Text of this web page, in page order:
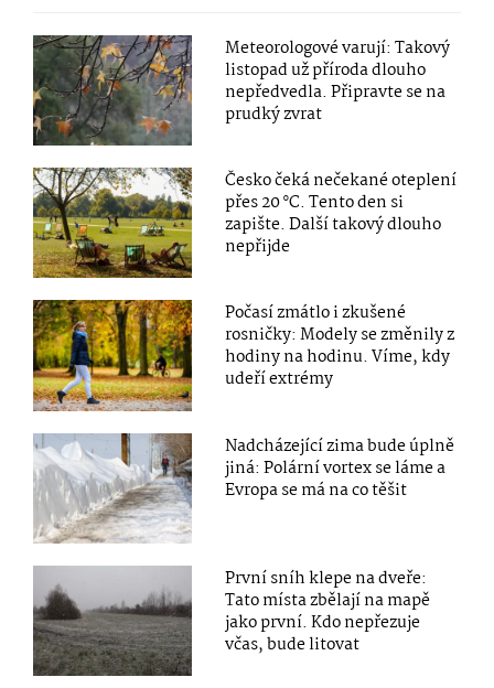
Meteorologové varují: Takový
listopad už příroda dlouho
nepředvedla. Připravte se na
prudký zvrat
Česko čeká nečekané oteplení
přes 20 °C. Tento den si
zapište. Další takový dlouho
nepřijde
Počasí zmátlo i zkušené
rosničky: Modely se změnily z
hodiny na hodinu. Víme, kdy
udeří extrémy
Nadcházející zima bude úplně
jiná: Polární vortex se láme a
Evropa se má na co těšit
První sníh klepe na dveře:
Tato místa zbělají na mapě
jako první. Kdo nepřezuje
včas, bude litovat